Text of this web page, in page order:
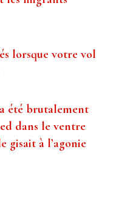
lorsque votre vol
été brutalement
dans le ventre
gisait à l’agonie